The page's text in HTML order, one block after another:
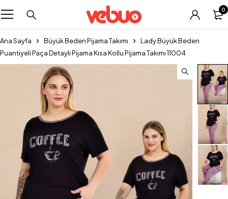
0
Ana Sayfa Büyük Beden Pijama Takımı
Lady Büyük Beden
Puantiyeli Paça Detaylı Pijama Kısa Kollu Pijama Takımı 11004